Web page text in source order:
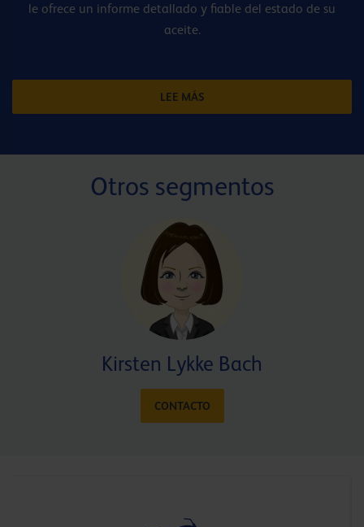
le ofrece un informe detallado y fiable del estado de su
aceite.
LEE MÁS
Otros segmentos
Kirsten Lykke Bach
CONTACTO